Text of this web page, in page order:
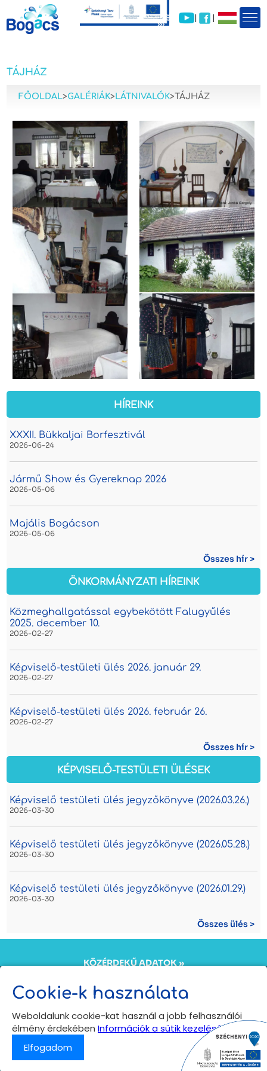
| |
TÁJHÁZ
FŐOLDAL>GALÉRIÁK>LÁTNIVALÓK>TÁJHÁZ
HÍREINK
XXXII. Bükkaljai Borfesztivál
2026-06-24
Jármű Show és Gyereknap 2026
2026-05-06
Majális Bogácson
2026-05-06
Összes hír >
ÖNKORMÁNYZATI HÍREINK
Közmeghallgatással egybekötött Falugyűlés
2025. december 10.
2026-02-27
Képviselő-testületi ülés 2026. január 29.
2026-02-27
Képviselő-testületi ülés 2026. február 26.
2026-02-27
Összes hír >
KÉPVISELŐ-TESTÜLETI ÜLÉSEK
Képviselő testületi ülés jegyzőkönyve (2026.03.26.)
2026-03-30
Képviselő testületi ülés jegyzőkönyve (2026.05.28.)
2026-03-30
Képviselő testületi ülés jegyzőkönyve (2026.01.29.)
2026-03-30
Összes ülés >
Cookie-k használata
Weboldalunk cookie-kat használ a jobb felhasználói
élmény érdekében Információk a sütik kezeléséről
Elfogadom
KÖZÉRDEKŰ ADATOK »
ÖNKORMÁNYZATI INTÉZMÉNYEK ADATKEZELÉSI
TÁJÉKOZTATÓJA »
Copyright © 2024
Bogács település hivatalos honlapja
Minden jog fenntartva